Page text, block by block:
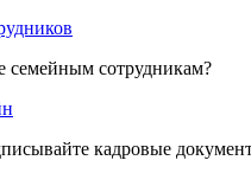
семейным сотрудникам?
кадровые